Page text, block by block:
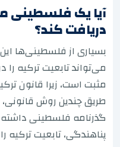
آیا یک فلسطینی
دریافت کند؟
بسیاری از فلسطینی‌ها
می‌تواند تابعیت ترکیه
مثبت است، زیرا قانون
طریق چندین روش
گذرنامه فلسطینی
پناهندگی، تابعیت ترکیه